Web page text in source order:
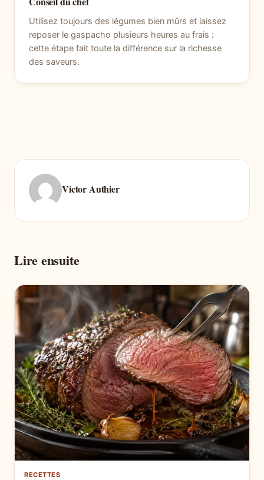
Utilisez toujours des légumes bien mûrs et laissez
reposer le gaspacho plusieurs heures au frais :
cette étape fait toute la différence sur la richesse
des saveurs.
Victor Authier
Lire ensuite
RECETTES